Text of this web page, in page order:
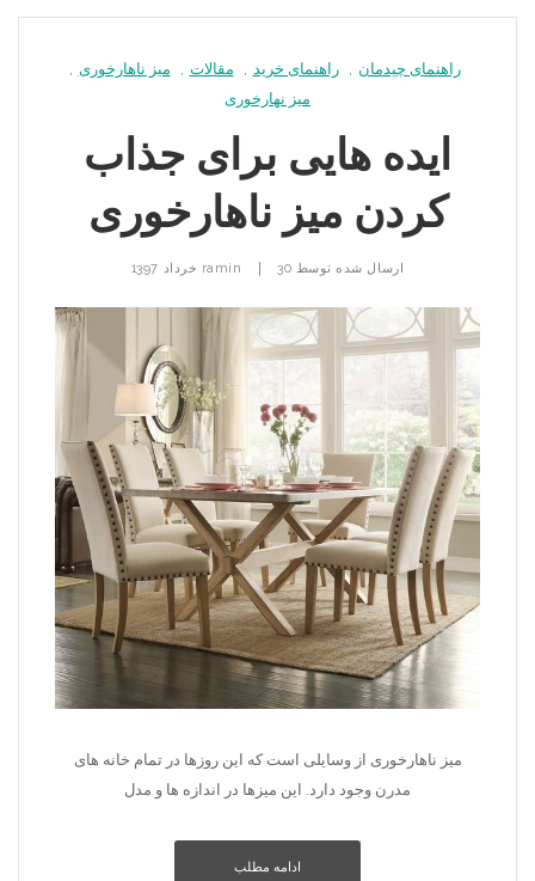
راهنمای چیدمان , راهنمای خرید , مقالات , میز ناهارخوری ,
میز نهارخوری
ایده هایی برای جذاب
کردن میز ناهارخوری
ارسال شده توسط ramin 30 خرداد 1397
میز ناهارخوری از وسایلی است که این روزها در تمام خانه های
مدرن وجود دارد. این میزها در اندازه ها و مدل
ادامه مطلب